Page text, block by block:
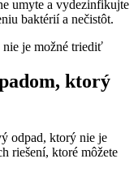
umyte a vydezinfikujte
baktérií a nečistôt.
ktorý
odpad, ktorý nie je
riešení, ktoré môžete